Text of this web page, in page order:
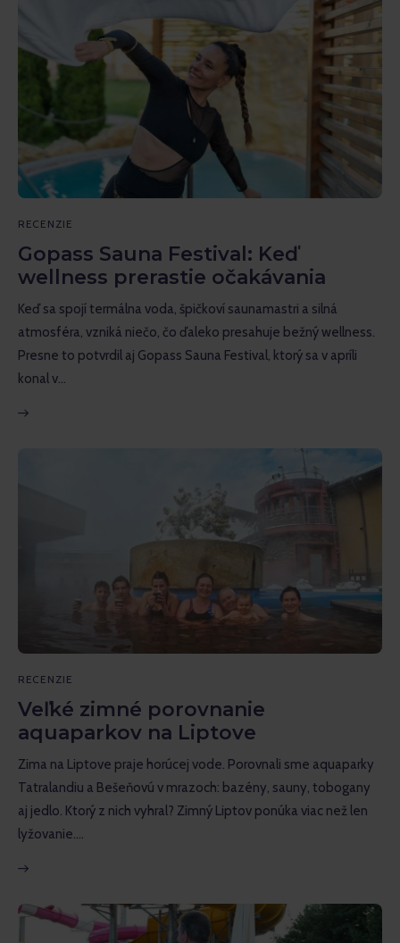
RECENZIE
Gopass Sauna Festival: Keď
wellness prerastie očakávania
Keď sa spojí termálna voda, špičkoví saunamastri a silná
atmosféra, vzniká niečo, čo ďaleko presahuje bežný wellness.
Presne to potvrdil aj Gopass Sauna Festival, ktorý sa v apríli
konal v…
RECENZIE
Veľké zimné porovnanie
aquaparkov na Liptove
Zima na Liptove praje horúcej vode. Porovnali sme aquaparky
Tatralandiu a Bešeňovú v mrazoch: bazény, sauny, tobogany
aj jedlo. Ktorý z nich vyhral? Zimný Liptov ponúka viac než len
lyžovanie.…